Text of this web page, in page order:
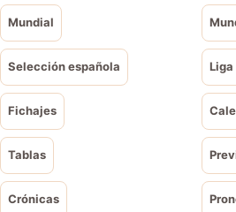
Mundial
Selección española Liga
Fichajes
Tablas
Crónicas